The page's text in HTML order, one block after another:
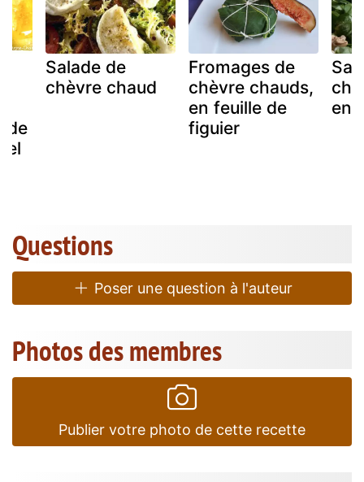
de
Salade de
chèvre chaud
Fromages de
chèvre chauds,
en feuille de
figuier
en
Questions
Poser une question à l'auteur
Photos des membres
Publier votre photo de cette recette